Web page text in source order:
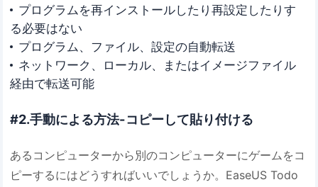
プログラムを再インストールしたり再設定したりす
る必要はない
プログラム、ファイル、設定の自動転送
ネットワーク、ローカル、またはイメージファイル
経由で転送可能
#2.手動による方法-コピーして貼り付ける
あるコンピューターから別のコンピューターにゲームをコ
ピーするにはどうすればいいでしょうか。EaseUS Todo